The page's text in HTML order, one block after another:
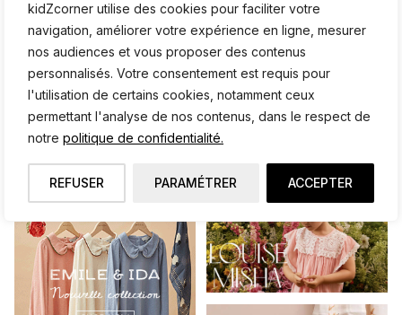
kidZcorner utilise des cookies pour faciliter votre
navigation, améliorer votre expérience en ligne, mesurer
nos audiences et vous proposer des contenus
personnalisés. Votre consentement est requis pour
l'utilisation de certains cookies, notamment ceux
permettant l'analyse de nos contenus, dans le respect de
notre politique de confidentialité.
PARAMÉTRER
REFUSER ACCEPTER